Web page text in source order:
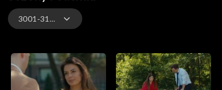
3001-3100
3201-3300